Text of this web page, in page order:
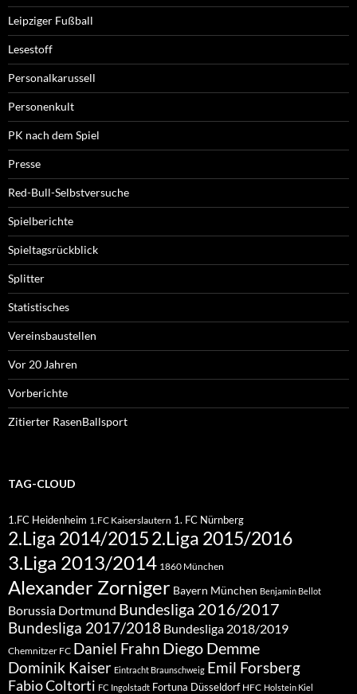
Leipziger Fußball
Lesestoff
Personalkarussell
Personenkult
PK nach dem Spiel
Presse
Red-Bull-Selbstversuche
Spielberichte
Spieltagsrückblick
Splitter
Statistisches
Vereinsbaustellen
Vor 20 Jahren
Vorberichte
Zitierter RasenBallsport
TAG-CLOUD
1.FC Heidenheim 1.FC Kaiserslautern 1. FC Nürnberg
2.Liga 2014/20152.Liga 2015/2016
3.Liga 2013/2014 1860 München
Alexander Zorniger Bayern München Benjamin Bellot
Borussia Dortmund Bundesliga 2016/2017
Bundesliga 2017/2018 Bundesliga 2018/2019
Chemnitzer FC Daniel Frahn Diego Demme
Dominik Kaiser Eintracht Braunschweig Emil Forsberg
Fabio Coltorti FC Ingolstadt Fortuna Düsseldorf HFC Holstein Kiel